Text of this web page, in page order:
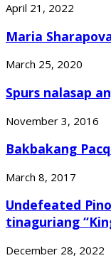
April 21, 2022
Maria
March 25, 2020
Spurs nalasap
November 3, 2016
Bakbakang
March 8, 2017
Undefeated
tinaguriang
December 28, 2022